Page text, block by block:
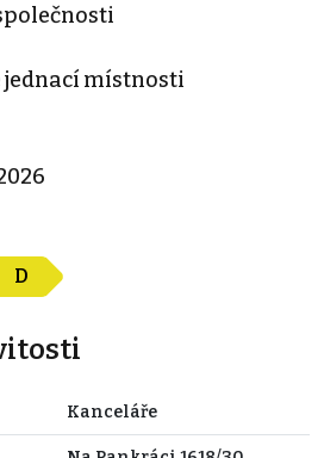
jednací místnosti
D
Kanceláře